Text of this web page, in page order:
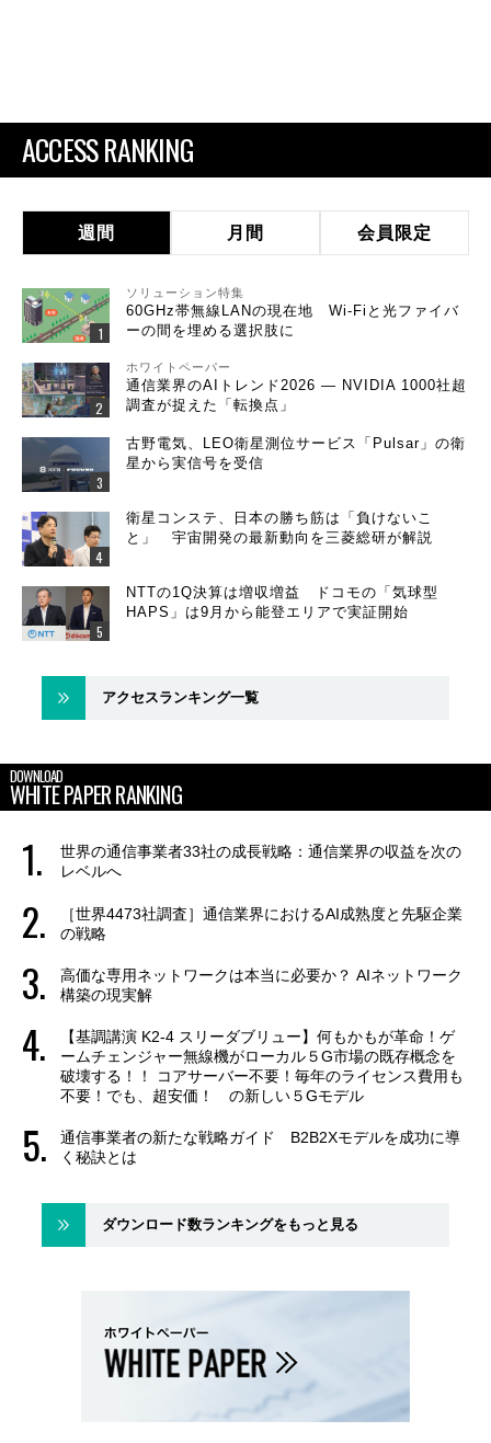
ACCESS RANKING
週間 月間 会員限定
ソリューション特集
60GHz帯無線LANの現在地 Wi-Fiと光ファイバ
ーの間を埋める選択肢に
ホワイトペーパー
通信業界のAIトレンド2026 ― NVIDIA 1000社超
調査が捉えた「転換点」
古野電気、LEO衛星測位サービス「Pulsar」の衛
星から実信号を受信
衛星コンステ、日本の勝ち筋は「負けないこ
と」 宇宙開発の最新動向を三菱総研が解説
NTTの1Q決算は増収増益 ドコモの「気球型
HAPS」は9月から能登エリアで実証開始
アクセスランキング一覧
DOWNLOAD
WHITE PAPER RANKING
世界の通信事業者33社の成長戦略：通信業界の収益を次の
レベルへ
［世界4473社調査］通信業界におけるAI成熟度と先駆企業
の戦略
高価な専用ネットワークは本当に必要か？ AIネットワーク
構築の現実解
【基調講演 K2-4 スリーダブリュー】何もかもが革命！ゲ
ームチェンジャー無線機がローカル５G市場の既存概念を
破壊する！！ コアサーバー不要！毎年のライセンス費用も
不要！でも、超安価！ の新しい５Gモデル
通信事業者の新たな戦略ガイド B2B2Xモデルを成功に導
く秘訣とは
ダウンロード数ランキングをもっと見る